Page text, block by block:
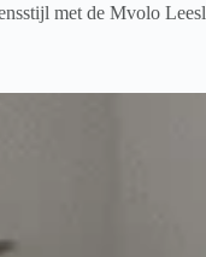
met de Mvolo